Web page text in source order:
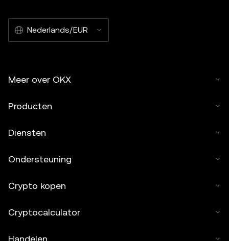
Nederlands/EUR
Meer over OKX
Producten
Diensten
Ondersteuning
Crypto kopen
Cryptocalculator
Handelen